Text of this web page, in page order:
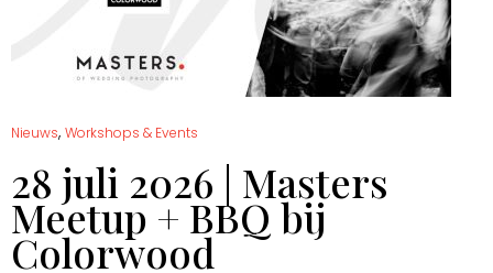
Nieuws, Workshops & Events
28 juli 2026 | Masters
Meetup + BBQ bij
Colorwood